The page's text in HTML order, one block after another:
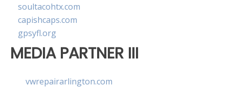
soultacohtx.com
capishcaps.com
gpsyfl.org
MEDIA PARTNER III
vwrepairarlington.com